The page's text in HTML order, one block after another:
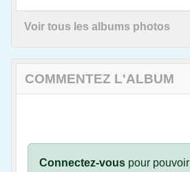
Voir tous les albums photos
COMMENTEZ L'ALBUM
Connectez-vous pour